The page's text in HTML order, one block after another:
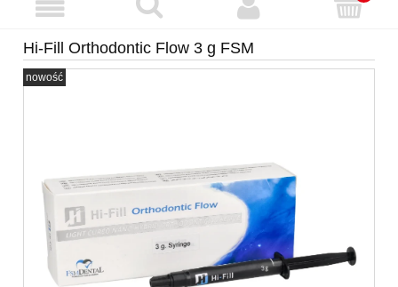
Hi-Fill Orthodontic Flow 3 g FSM
nowość